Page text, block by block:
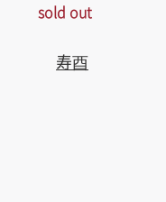
sold out